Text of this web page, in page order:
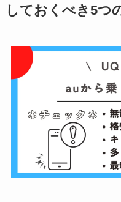
しておくべき5つ